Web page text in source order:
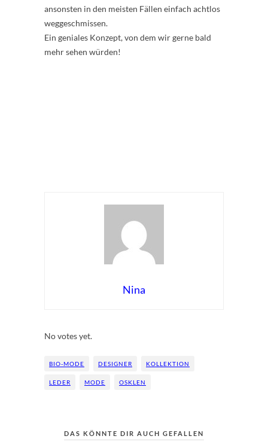
ansonsten in den meisten Fällen einfach achtlos
weggeschmissen.
Ein geniales Konzept, von dem wir gerne bald
mehr sehen würden!
Nina
No votes yet.
BIO-MODE DESIGNER KOLLEKTION
LEDER MODE OSKLEN
DAS KÖNNTE DIR AUCH GEFALLEN